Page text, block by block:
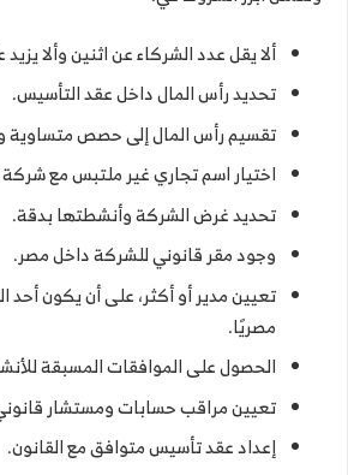
ألا يقل عدد الشركاء عن اثنين وألا
تحديد رأس المال داخل عقد التأسيس.
تقسيم رأس المال إلى حصص متساوية
اختيار اسم تجاري غير ملتبس مع
تحديد غرض الشركة وأنشطتها بدقة.
وجود مقر قانوني للشركة داخل مصر.
تعيين مدير أو أكثر، على أن يكون أحد
مصريًا.
الحصول على الموافقات المسبقة
تعيين مراقب حسابات ومستشار
إعداد عقد تأسيس متوافق مع القانون.